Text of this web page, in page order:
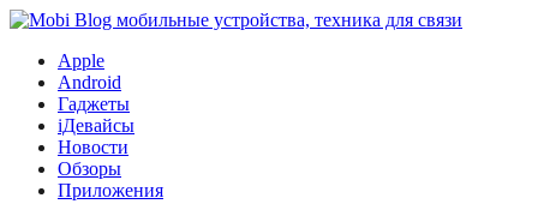
Apple
Android
Гаджеты
iДевайсы
Новости
Обзоры
Приложения